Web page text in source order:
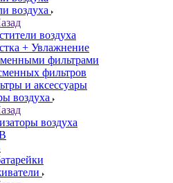
воздуха
воздуха
+ Увлажнение
фильтрами
фильтров
и аксессуары
воздуха
воздуха